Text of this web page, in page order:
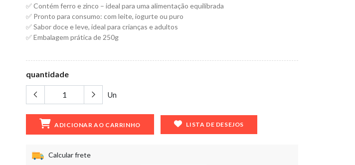
✅ Contém ferro e zinco – ideal para uma alimentação equilibrada
✅ Pronto para consumo: com leite, iogurte ou puro
✅ Sabor doce e leve, ideal para crianças e adultos
✅ Embalagem prática de 250g
quantidade
Un
ADICIONAR AO CARRINHO LISTA DE DESEJOS
Calcular frete